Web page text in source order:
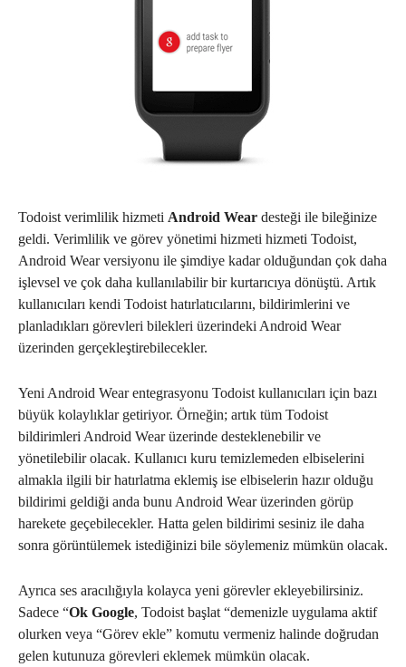
Todoist verimlilik hizmeti Android Wear desteği ile bileğinize
geldi. Verimlilik ve görev yönetimi hizmeti hizmeti Todoist,
Android Wear versiyonu ile şimdiye kadar olduğundan çok daha
işlevsel ve çok daha kullanılabilir bir kurtarıcıya dönüştü. Artık
kullanıcıları kendi Todoist hatırlatıcılarını, bildirimlerini ve
planladıkları görevleri bilekleri üzerindeki Android Wear
üzerinden gerçekleştirebilecekler.
Yeni Android Wear entegrasyonu Todoist kullanıcıları için bazı
büyük kolaylıklar getiriyor. Örneğin; artık tüm Todoist
bildirimleri Android Wear üzerinde desteklenebilir ve
yönetilebilir olacak. Kullanıcı kuru temizlemeden elbiselerini
almakla ilgili bir hatırlatma eklemiş ise elbiselerin hazır olduğu
bildirimi geldiği anda bunu Android Wear üzerinden görüp
harekete geçebilecekler. Hatta gelen bildirimi sesiniz ile daha
sonra görüntülemek istediğinizi bile söylemeniz mümkün olacak.
Ayrıca ses aracılığıyla kolayca yeni görevler ekleyebilirsiniz.
Sadece “Ok Google, Todoist başlat “demenizle uygulama aktif
olurken veya “Görev ekle” komutu vermeniz halinde doğrudan
gelen kutunuza görevleri eklemek mümkün olacak.